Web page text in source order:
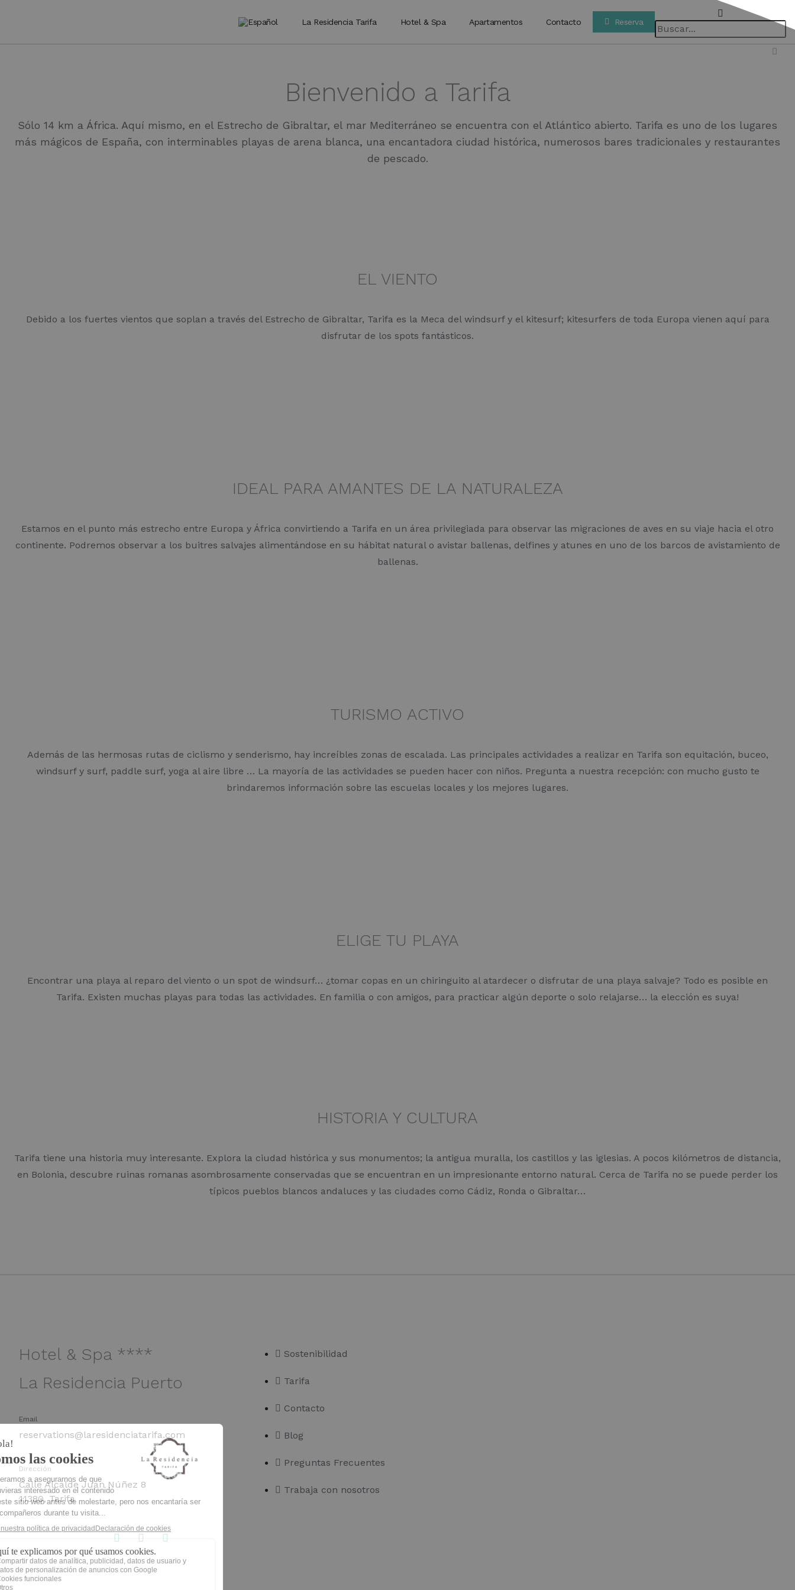
La Residencia Tarifa Hotel & Spa Apartamentos Contacto Reserva
Bienvenido a Tarifa
Sólo 14 km a África. Aquí mismo, en el Estrecho de Gibraltar, el mar Mediterráneo se encuentra con el Atlántico abierto. Tarifa es uno de los lugares
más mágicos de España, con interminables playas de arena blanca, una encantadora ciudad histórica, numerosos bares tradicionales y restaurantes
de pescado.
EL VIENTO
Debido a los fuertes vientos que soplan a través del Estrecho de Gibraltar, Tarifa es la Meca del windsurf y el kitesurf; kitesurfers de toda Europa vienen aquí para
disfrutar de los spots fantásticos.
IDEAL PARA AMANTES DE LA NATURALEZA
Estamos en el punto más estrecho entre Europa y África convirtiendo a Tarifa en un área privilegiada para observar las migraciones de aves en su viaje hacia el otro
continente. Podremos observar a los buitres salvajes alimentándose en su hábitat natural o avistar ballenas, delfines y atunes en uno de los barcos de avistamiento de
ballenas.
TURISMO ACTIVO
Además de las hermosas rutas de ciclismo y senderismo, hay increíbles zonas de escalada. Las principales actividades a realizar en Tarifa son equitación, buceo,
windsurf y surf, paddle surf, yoga al aire libre … La mayoría de las actividades se pueden hacer con niños. Pregunta a nuestra recepción: con mucho gusto te
brindaremos información sobre las escuelas locales y los mejores lugares.
ELIGE TU PLAYA
Encontrar una playa al reparo del viento o un spot de windsurf… ¿tomar copas en un chiringuito al atardecer o disfrutar de una playa salvaje? Todo es posible en
Tarifa. Existen muchas playas para todas las actividades. En familia o con amigos, para practicar algún deporte o solo relajarse… la elección es suya!
HISTORIA Y CULTURA
Tarifa tiene una historia muy interesante. Explora la ciudad histórica y sus monumentos; la antigua muralla, los castillos y las iglesias. A pocos kilómetros de distancia,
en Bolonia, descubre ruinas romanas asombrosamente conservadas que se encuentran en un impresionante entorno natural. Cerca de Tarifa no se puede perder los
típicos pueblos blancos andaluces y las ciudades como Cádiz, Ronda o Gibraltar…
Hotel & Spa ****
La Residencia Puerto
Email
reservations@laresidenciatarifa.com
Dirección
Calle Alcalde Juan Núñez 8
11380, Tarifa
Sostenibilidad
Tarifa
Contacto
Blog
Preguntas Frecuentes
Trabaja con nosotros